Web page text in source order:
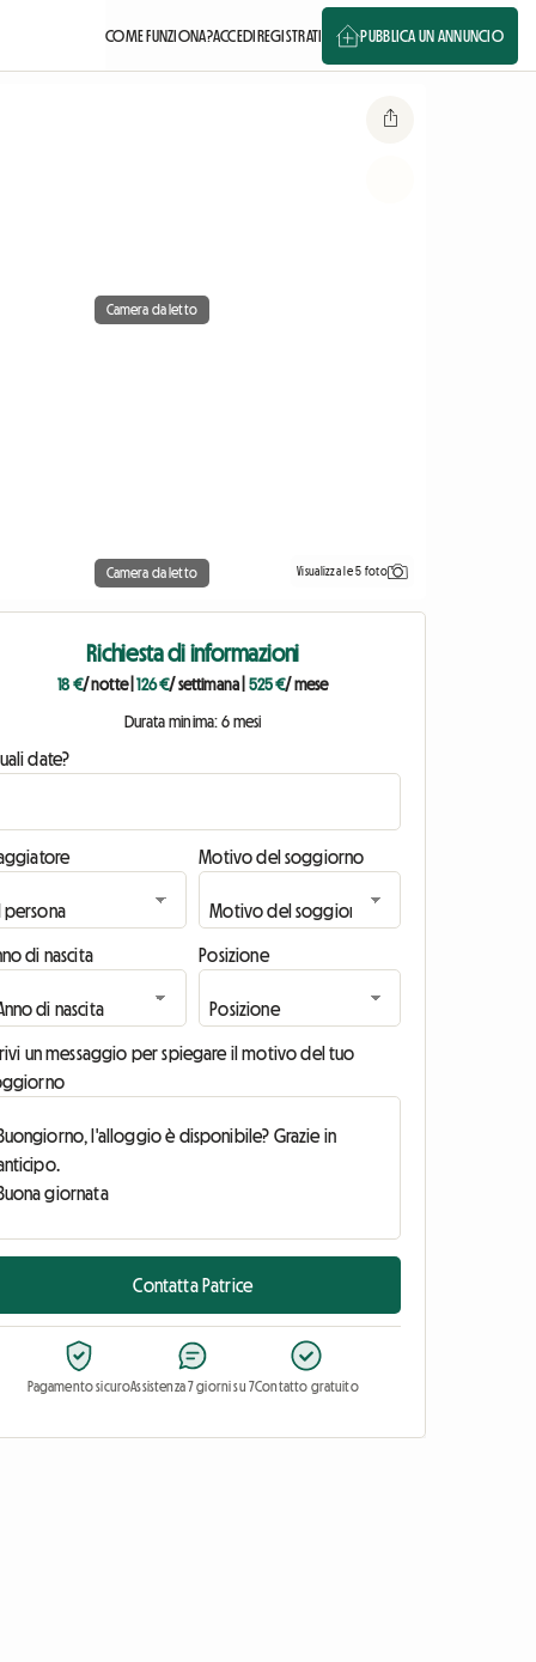
COME FUNZIONA?ACCEDIREGISTRATI PUBBLICA UN ANNUNCIO
Camera da letto
Camera da letto Visualizza le 5 foto
Richiesta di informazioni
18 €/ notte|126 €/ settimana 525 €/ mese
Durata minima: 6 mesi
date?
Motivo del soggiorno
di nascita Posizione
un messaggio per spiegare il motivo del tuo
Contatta Patrice
Pagamento sicuroAssistenza 7 giorni su 7Contatto gratuito